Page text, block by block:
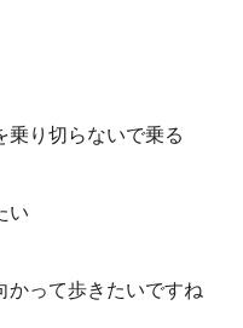
乗り切らないで乗る
い
かって歩きたいですね